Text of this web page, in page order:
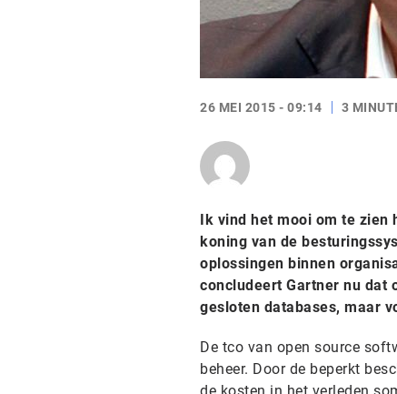
26 MEI 2015 - 09:14 3
Ik vind het mooi om te zien
koning van de
oplossingen binnen
concludeert Gartner nu dat
gesloten databases, maar
De tco van open source
beheer. Door de beperkt